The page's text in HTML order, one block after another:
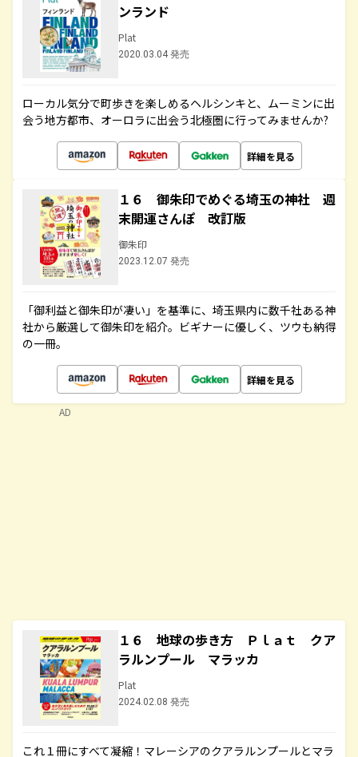
ンランド
Plat
2020.03.04 発売
ローカル気分で町歩きを楽しめるヘルシンキと、ムーミンに出
会う地方都市、オーロラに出会う北極圏に行ってみませんか?
詳細を見る
１６ 御朱印でめぐる埼玉の神社 週
末開運さんぽ 改訂版
御朱印
2023.12.07 発売
「御利益と御朱印が凄い」を基準に、埼玉県内に数千社ある神
社から厳選して御朱印を紹介。ビギナーに優しく、ツウも納得
の一冊。
詳細を見る
１６ 地球の歩き方 Ｐｌａｔ クア
ラルンプール マラッカ
Plat
2024.02.08 発売
これ１冊にすべて凝縮！マレーシアのクアラルンプールとマラ
AD